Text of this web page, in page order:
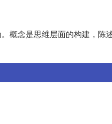
概念是思维层面的构建，陈